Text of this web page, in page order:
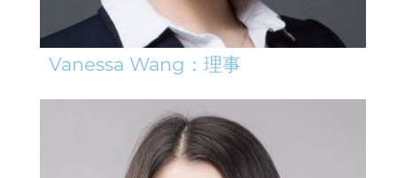
Vanessa Wang：理事